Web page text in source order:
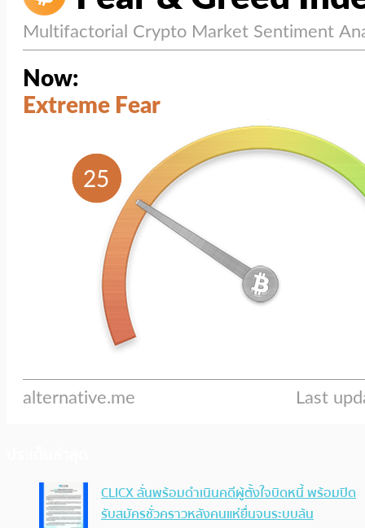
CLICX ลั่นพร้อมดำเนินคดีผู้ตั้งใจบิดหนี้ พร้อมปิด
รับสมัครชั่วคราวหลังคนแห่ยื่นจนระบบล้น